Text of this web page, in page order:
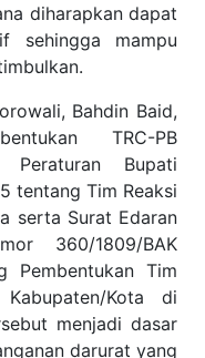
diharapkan dapat
sehingga mampu
Bahdin Baid,
TRC-PB
Bupati
tentang Tim Reaksi
serta Surat Edaran
360/1809/BAK
Tim
Kota di
menjadi dasar
darurat yang